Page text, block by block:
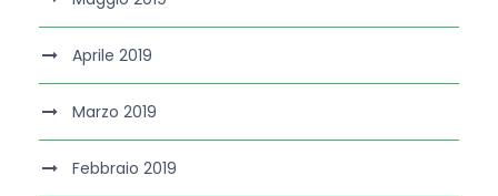
Aprile 2019
Marzo 2019
Febbraio 2019